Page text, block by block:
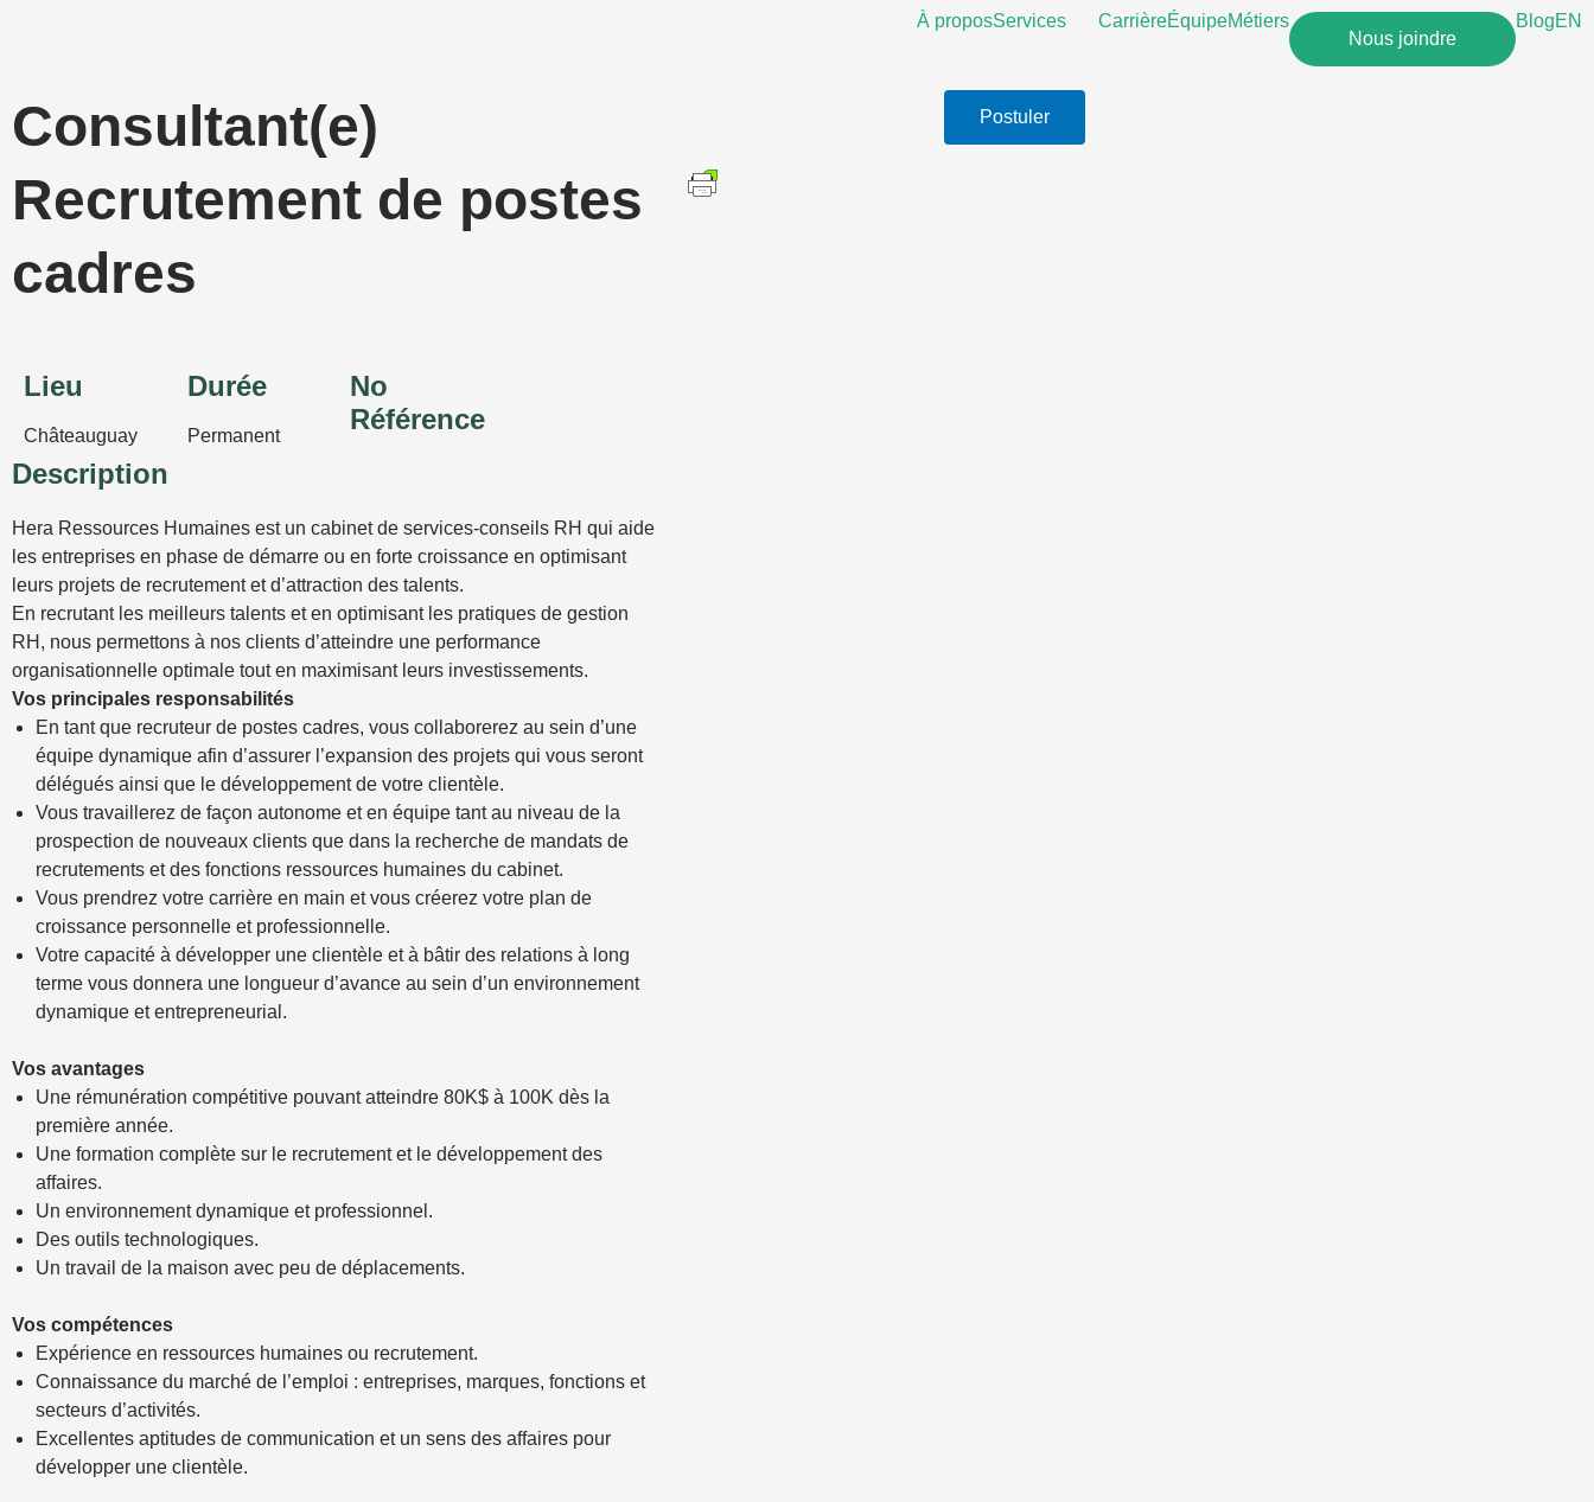
À proposServices CarrièreÉquipeMétiers
Nous joindre
BlogEN
Consultant(e)
Recrutement de postes
cadres
Lieu
Châteauguay
Durée
Permanent
No
Référence
Description
Hera Ressources Humaines est un cabinet de services-conseils RH qui aide
les entreprises en phase de démarre ou en forte croissance en optimisant
leurs projets de recrutement et d’attraction des talents.
En recrutant les meilleurs talents et en optimisant les pratiques de gestion
RH, nous permettons à nos clients d’atteindre une performance
organisationnelle optimale tout en maximisant leurs investissements.
Vos principales responsabilités
En tant que recruteur de postes cadres, vous collaborerez au sein d’une
équipe dynamique afin d’assurer l’expansion des projets qui vous seront
délégués ainsi que le développement de votre clientèle.
Vous travaillerez de façon autonome et en équipe tant au niveau de la
prospection de nouveaux clients que dans la recherche de mandats de
recrutements et des fonctions ressources humaines du cabinet.
Vous prendrez votre carrière en main et vous créerez votre plan de
croissance personnelle et professionnelle.
Votre capacité à développer une clientèle et à bâtir des relations à long
terme vous donnera une longueur d’avance au sein d’un environnement
dynamique et entrepreneurial.
Vos avantages
Une rémunération compétitive pouvant atteindre 80K$ à 100K dès la
première année.
Une formation complète sur le recrutement et le développement des
affaires.
Un environnement dynamique et professionnel.
Des outils technologiques.
Un travail de la maison avec peu de déplacements.
Vos compétences
Expérience en ressources humaines ou recrutement.
Connaissance du marché de l’emploi : entreprises, marques, fonctions et
secteurs d’activités.
Excellentes aptitudes de communication et un sens des affaires pour
développer une clientèle.
Postuler